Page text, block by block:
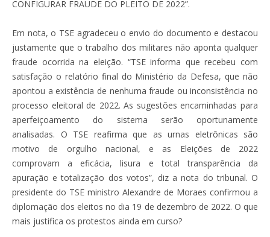
CONFIGURAR FRAUDE DO PLEITO DE 2022”.
Em nota, o TSE agradeceu o envio do documento e destacou
justamente que o trabalho dos militares não aponta qualquer
fraude ocorrida na eleição. “TSE informa que recebeu com
satisfação o relatório final do Ministério da Defesa, que não
apontou a existência de nenhuma fraude ou inconsistência no
processo eleitoral de 2022. As sugestões encaminhadas para
aperfeiçoamento do sistema serão oportunamente
analisadas. O TSE reafirma que as urnas eletrônicas são
motivo de orgulho nacional, e as Eleições de 2022
comprovam a eficácia, lisura e total transparência da
apuração e totalização dos votos”, diz a nota do tribunal. O
presidente do TSE ministro Alexandre de Moraes confirmou a
diplomação dos eleitos no dia 19 de dezembro de 2022. O que
mais justifica os protestos ainda em curso?